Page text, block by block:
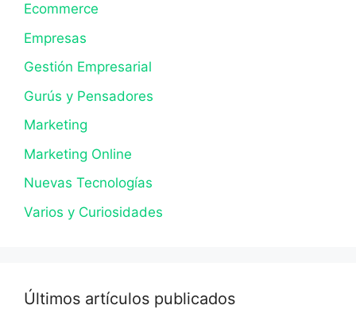
Ecommerce
Empresas
Gestión Empresarial
Gurús y Pensadores
Marketing
Marketing Online
Nuevas Tecnologías
Varios y Curiosidades
Últimos artículos publicados